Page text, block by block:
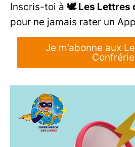
Inscris-toi à 🕊️ Les Lettres
pour ne jamais rater un
Je m’abonne aux
Confrérie